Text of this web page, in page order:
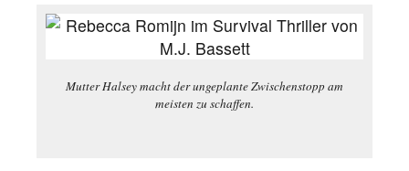
Mutter Halsey macht der ungeplante Zwischenstopp am
meisten zu schaffen.